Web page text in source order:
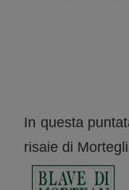
In questa
risaie di